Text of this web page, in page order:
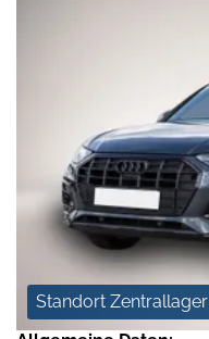
Standort Zentrallager